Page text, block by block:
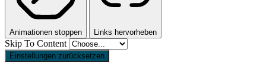
Animationen stoppen Links hervorheben
Skip To Content
Einstellungen zurücksetzen